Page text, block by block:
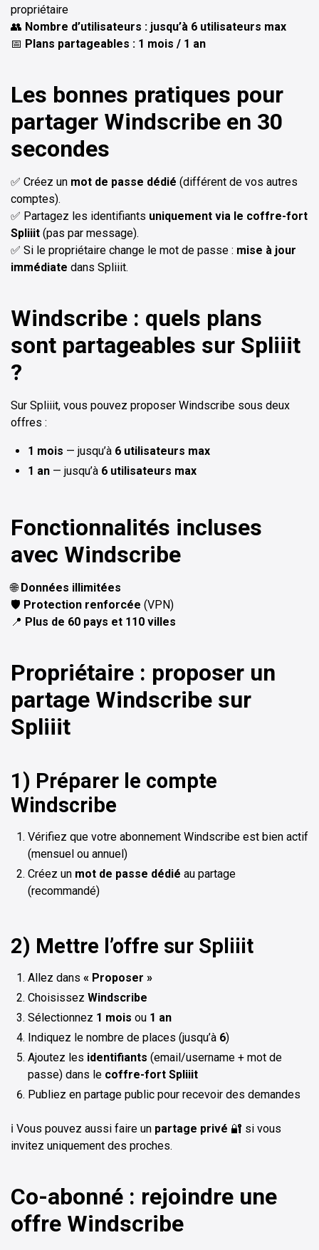
propriétaire
👥 Nombre d’utilisateurs : jusqu’à 6 utilisateurs max
📅 Plans partageables : 1 mois / 1 an
Les bonnes pratiques pour
partager Windscribe en 30
secondes
✅ Créez un mot de passe dédié (différent de vos autres
comptes).
✅ Partagez les identifiants uniquement via le coffre-fort
Spliiit (pas par message).
✅ Si le propriétaire change le mot de passe : mise à jour
immédiate dans Spliiit.
Windscribe : quels plans
sont partageables sur Spliiit
?
Sur Spliiit, vous pouvez proposer Windscribe sous deux
offres :
1 mois — jusqu’à 6 utilisateurs max
1 an — jusqu’à 6 utilisateurs max
Fonctionnalités incluses
avec Windscribe
🌐Données illimitées
🛡️ Protection renforcée (VPN)
📍 Plus de 60 pays et 110 villes
Propriétaire : proposer un
partage Windscribe sur
Spliiit
1) Préparer le compte
Windscribe
Vérifiez que votre abonnement Windscribe est bien actif
(mensuel ou annuel)
Créez un mot de passe dédié au partage
(recommandé)
2) Mettre l’offre sur Spliiit
Allez dans « Proposer »
Choisissez Windscribe
Sélectionnez 1 mois ou 1 an
Indiquez le nombre de places (jusqu’à 6)
Ajoutez les identifiants (email/username + mot de
passe) dans le coffre-fort Spliiit
Publiez en partage public pour recevoir des demandes
ℹ️ Vous pouvez aussi faire un partage privé 🔐 si vous
invitez uniquement des proches.
Co-abonné : rejoindre une
offre Windscribe